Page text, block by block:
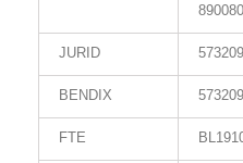
JURID
BENDIX
FTE